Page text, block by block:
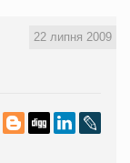
22 липня 2009